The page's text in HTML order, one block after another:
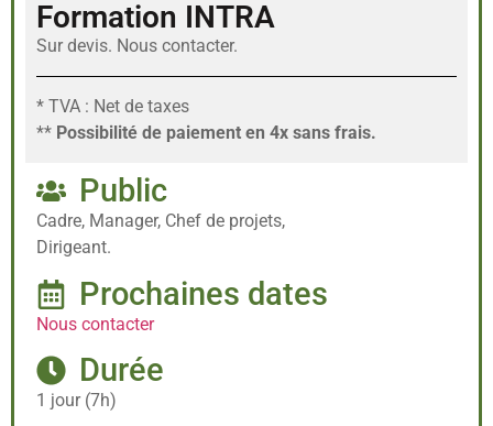
Formation INTRA
Sur devis. Nous contacter.
* TVA : Net de taxes
** Possibilité de paiement en 4x sans frais.
Public
Cadre, Manager, Chef de projets,
Dirigeant.
Prochaines dates
Nous contacter
Durée
1 jour (7h)